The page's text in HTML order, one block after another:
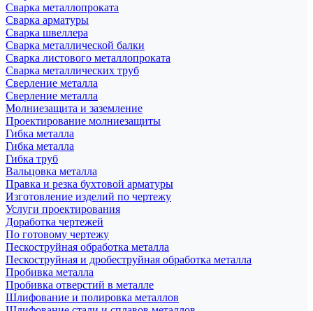
Сварка металлопроката
Сварка арматуры
Сварка швеллера
Сварка металлической балки
Сварка листового металлопроката
Сварка металлических труб
Сверление металла
Сверление металла
Молниезащита и заземление
Проектирование молниезащиты
Гибка металла
Гибка металла
Гибка труб
Вальцовка металла
Правка и резка бухтовой арматуры
Изготовление изделий по чертежу
Услуги проектирования
Доработка чертежей
По готовому чертежу
Пескоструйная обработка металла
Пескоструйная и дробеструйная обработка металла
Пробивка металла
Пробивка отверстий в металле
Шлифование и полировка металлов